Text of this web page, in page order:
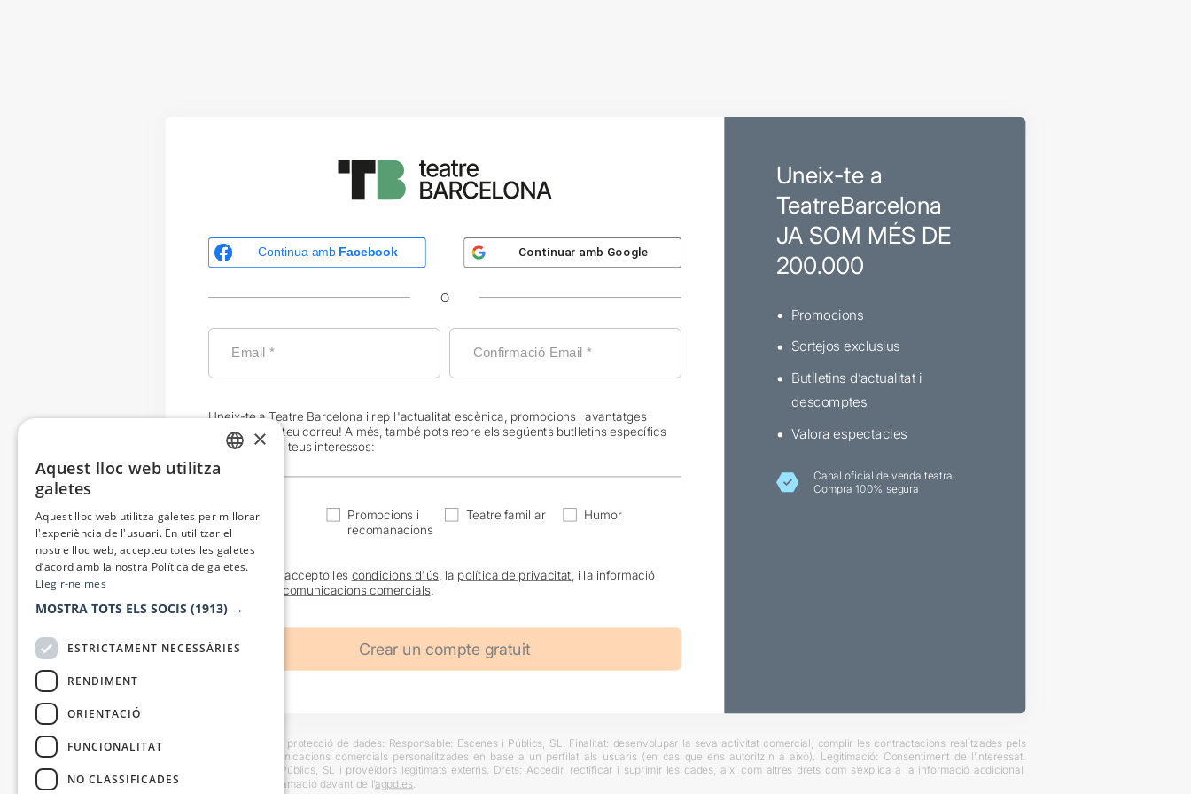
Continua amb Facebook Continuar amb Google
O
Uneix-te a Teatre Barcelona i rep l'actualitat escènica, promocions i avantatges
exclusives al teu correu! A més, també pots rebre els següents butlletins específics
en funció dels teus interessos:
Actualitat
Promocions i
recomanacions
Teatre familiar Humor
He llegit i accepto les condicions d'ús , la política de privacitat , i la informació
comunicacions comercials.
Uneix-te a
TeatreBarcelona
JA SOM MÉS DE
200.000
Promocions
Sortejos exclusius
Butlletins d’actualitat i
descomptes
Valora espectacles
Canal oficial de venda teatral
Compra 100% segura
Informació bàsica sobre protecció de dades: Responsable: Escenes i Públics, SL. Finalitat: desenvolupar la seva activitat comercial, complir les contractacions realitzades pels
usuaris i trametre comunicacions comercials personalitzades en base a un perfilat als usuaris (en cas que ens autoritzin a això). Legitimació: Consentiment de l’interessat.
Destinataris: Escenes i Públics, SL i proveïdors legitimats externs. Drets: Accedir, rectificar i suprimir les dades, així com altres drets com s’explica a la informació addicional
També es pot instar reclamació davant de l’agpd.es
×
Aquest lloc web utilitza
galetes
Aquest lloc web utilitza galetes per millorar
l'experiència de l'usuari. En utilitzar el
nostre lloc web, accepteu totes les galetes
d’acord amb la nostra Política de galetes.
Llegir-ne més
MOSTRA TOTS ELS SOCIS (1913) →
ESTRICTAMENT NECESSÀRIES
RENDIMENT
ORIENTACIÓ
FUNCIONALITAT
NO CLASSIFICADES